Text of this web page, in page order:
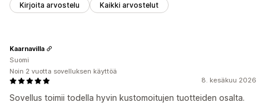
Kirjoita arvostelu Kaikki arvostelut
8. kesäkuu 2026
Sovellus toimii todella hyvin kustomoitujen tuotteiden osalta.
Kaarnavilla
Suomi
Noin 2 vuotta sovelluksen käyttöä